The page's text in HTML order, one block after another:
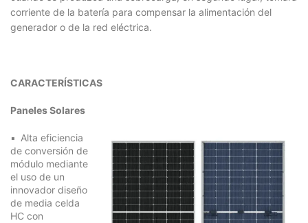
corriente de la batería para compensar la alimentación del
generador o de la red eléctrica.
CARACTERÍSTICAS
Paneles Solares
Alta eficiencia
de conversión de
módulo mediante
el uso de un
innovador diseño
de media celda
HC con